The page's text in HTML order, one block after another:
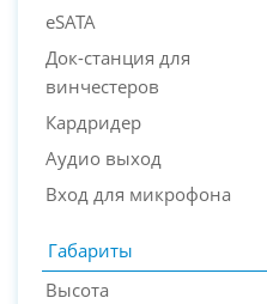
eSATA
Док-станция для
винчестеров
Кардридер
Аудио выход
Вход для микрофона
Габариты
Высота